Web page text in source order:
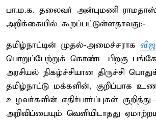
பா.ம.க. தலைவர் அன்புமணி ராமதாஸ்
அறிக்கையில் கூறப்பட்டுள்ளதாவது:-
தமிழ்நாட்டின் முதல்-அமைச்சராக
பொறுப்பேற்றுக் கொண்ட பிறகு
அரசியல் நிகழ்ச்சியான திருச்சி
தமிழ்நாட்டு மக்களின், குறிப்பாக
உழவர்களின் எதிர்பார்ப்புகள் குறித்து
அறிவிப்பையும் வெளியிடாதது